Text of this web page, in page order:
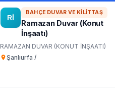
BAHÇE DUVAR VE KILITTAŞ
Ramazan Duvar (Konut
İnşaatı)
RAMAZAN DUVAR (KONUT İNŞAATI)
Şanlıurfa /